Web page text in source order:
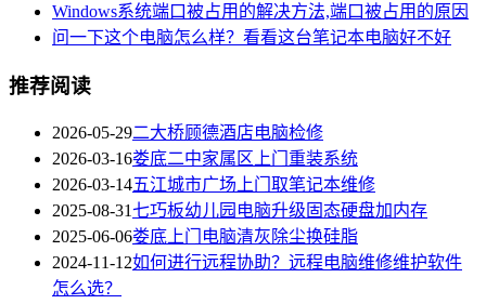
Windows系统端口被占用的解决方法,端口被占用的原因
问一下这个电脑怎么样？看看这台笔记本电脑好不好
推荐阅读
2026-05-29二大桥顾德酒店电脑检修
2026-03-16娄底二中家属区上门重装系统
2026-03-14五江城市广场上门取笔记本维修
2025-08-31七巧板幼儿园电脑升级固态硬盘加内存
2025-06-06娄底上门电脑清灰除尘换硅脂
2024-11-12如何进行远程协助？远程电脑维修维护软件
怎么选？